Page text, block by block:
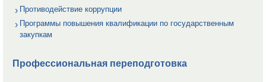
Противодействие коррупции
Программы повышения квалификации по государственным
закупкам
Профессиональная переподготовка